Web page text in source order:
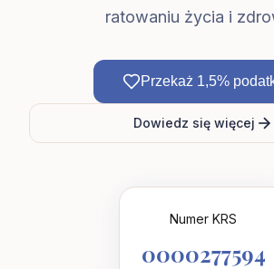
ratowaniu życia i
Przekaż 1,5%
Dowiedz się więcej
Numer KRS
0000277594